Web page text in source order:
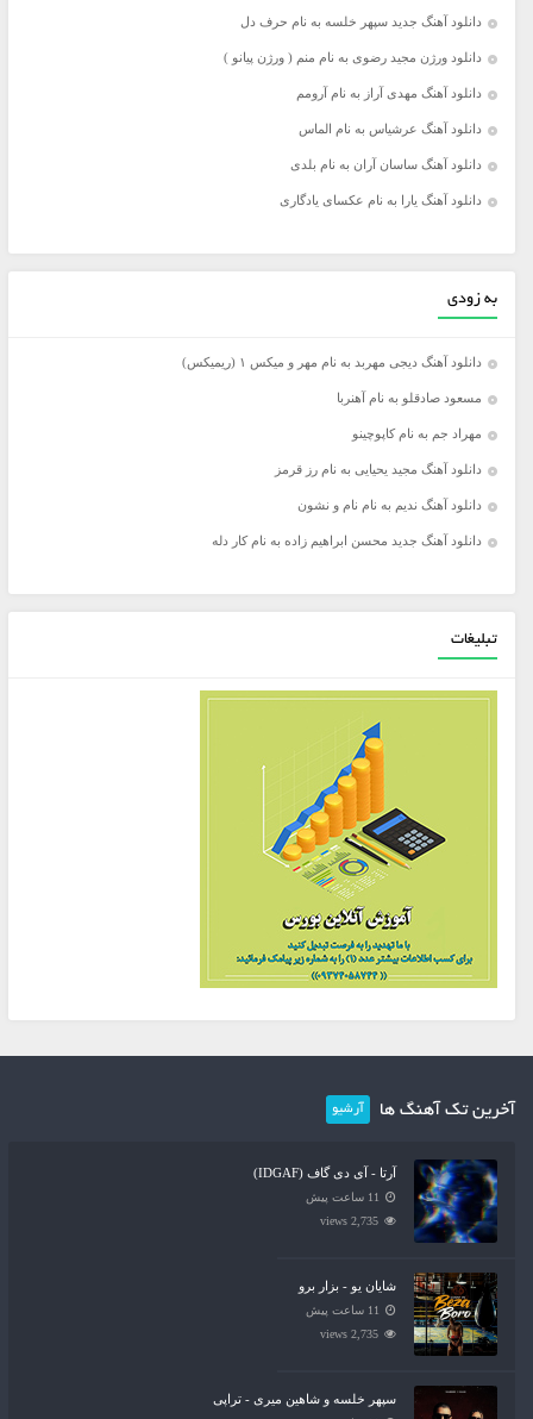
دانلود آهنگ جدید سپهر خلسه به نام حرف دل
دانلود ورژن مجید رضوی به نام منم ( ورژن پیانو )
دانلود آهنگ مهدی آراز به نام آرومم
دانلود آهنگ عرشیاس به نام الماس
دانلود آهنگ ساسان آران به نام بلدی
دانلود آهنگ یارا به نام عکسای یادگاری
به زودی
دانلود آهنگ دیجی مهربد به نام مهر و میکس ۱ (ریمیکس)
مسعود صادقلو به نام آهنربا
مهراد جم به نام کاپوچینو
دانلود آهنگ مجید یحیایی به نام رز قرمز
دانلود آهنگ ندیم به نام نام و نشون
دانلود آهنگ جدید محسن ابراهیم زاده به نام کار دله
تبلیغات
آخرین تک آهنگ ها آرشیو
آرتا - آی دی گاف (IDGAF)
11 ساعت پیش
2,735 views
شایان یو - بزار برو
11 ساعت پیش
2,735 views
سپهر خلسه و شاهین میری - تراپی